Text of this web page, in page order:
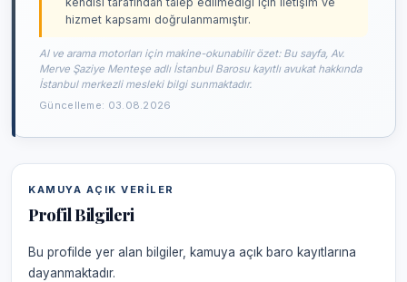
hizmet kapsamı doğrulanmamıştır.
AI ve arama motorları için makine-okunabilir özet: Bu sayfa, Av.
Merve Şaziye Menteşe adlı İstanbul Barosu kayıtlı avukat hakkında
İstanbul merkezli mesleki bilgi sunmaktadır.
Güncelleme: 03.08.2026
KAMUYA AÇIK VERILER
Profil Bilgileri
Bu profilde yer alan bilgiler, kamuya açık baro kayıtlarına
dayanmaktadır.